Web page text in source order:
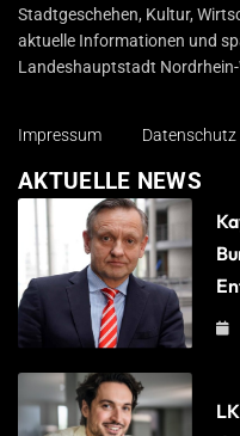
Stadtgeschehen, Kultur,
aktuelle Informationen und
Landeshauptstadt
Impressum Datenschutz
AKTUELLE NEWS